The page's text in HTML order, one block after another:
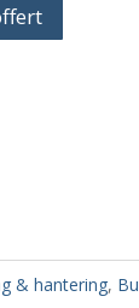
& hantering,